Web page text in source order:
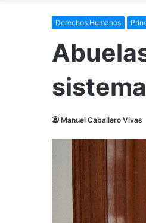
Derechos Humanos
Manuel Caballero Vivas